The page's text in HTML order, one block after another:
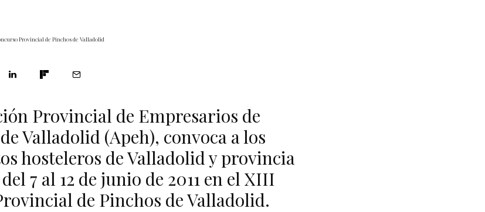
Provincial de Pinchos de Valladolid
Provincial de Empresarios de
Valladolid (Apeh), convoca a los
hosteleros de Valladolid y provincia
7 al 12 de junio de 2011 en el XIII
de Pinchos de Valladolid.